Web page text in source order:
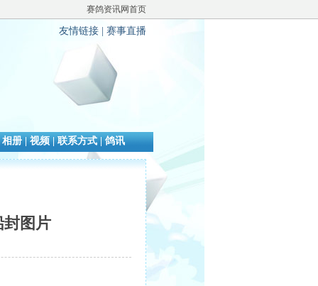
赛鸽资讯网首页
友情链接 赛事直播
相册|视频|联系方式|鸽讯
封图片